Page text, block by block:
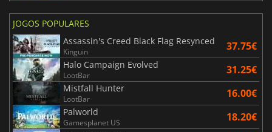
JOGOS POPULARES
Assassin's Creed Black Flag Resynced
Kinguin 37.75€
Halo Campaign Evolved
LootBar 31.25€
Mistfall Hunter
LootBar 16.00€
Palworld
Gamesplanet US 18.20€